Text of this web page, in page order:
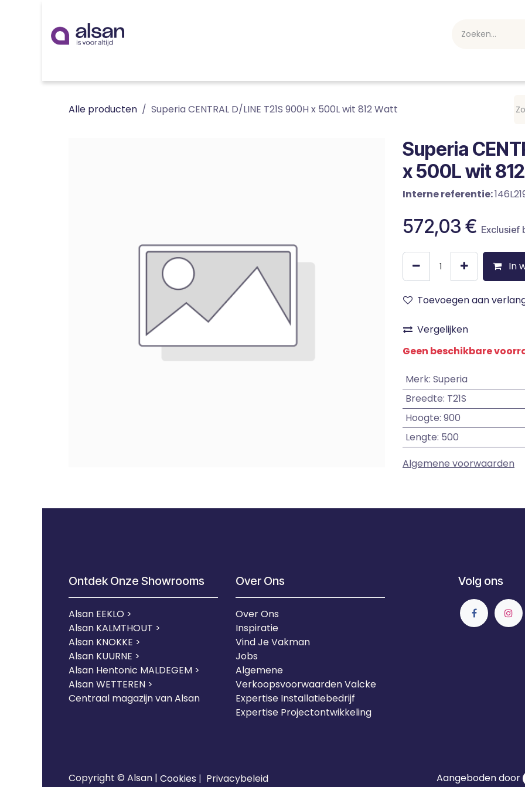
Alle producten Superia CENTRAL D/LINE T21S 900H x 500L wit 812 Watt
Superia
x 500L wit
Interne referentie:
572,03 € Exclusief
In
Toevoegen aan
Vergelijken
Geen beschikbare
Merk: Superia
Breedte: T21S
Hoogte: 900
Lengte: 500
Algemene voorwaarden
Ontdek Onze Showrooms
Alsan EEKLO >
Alsan KALMTHOUT >
Alsan KNOKKE >
Alsan KUURNE >
Alsan Hentonic MALDEGEM >
Alsan WETTEREN >
Centraal magazijn van Alsan
Over Ons
Over Ons
Inspiratie
Vind Je Vakman
Jobs
Algemene
Verkoopsvoorwaarden Valcke
Expertise Installatiebedrijf
Expertise Projectontwikkeling
Volg ons
Copyright © Alsan | Cookies | Privacybeleid Aangeboden door